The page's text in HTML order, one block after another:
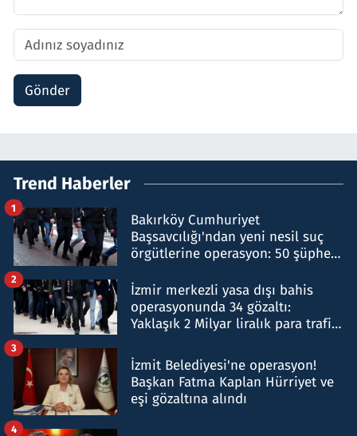
Gönder
Trend Haberler
Bakırköy Cumhuriyet
Başsavcılığı'ndan yeni nesil suç
örgütlerine operasyon: 50 şüpheli
1
İzmir merkezli yasa dışı bahis
operasyonunda 34 gözaltı:
Yaklaşık 2 Milyar liralık para trafiği
2
İzmit Belediyesi'ne operasyon!
Başkan Fatma Kaplan Hürriyet ve
eşi gözaltına alındı
3
4